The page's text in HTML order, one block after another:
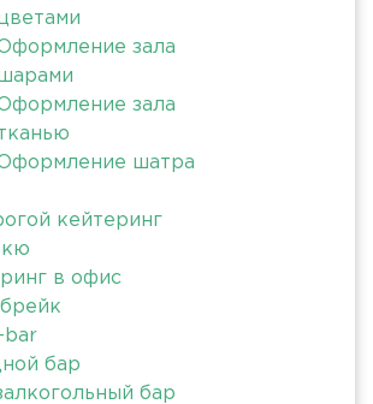
зала
зала
шатра
кейтеринг
в офис
bar
бар
бар